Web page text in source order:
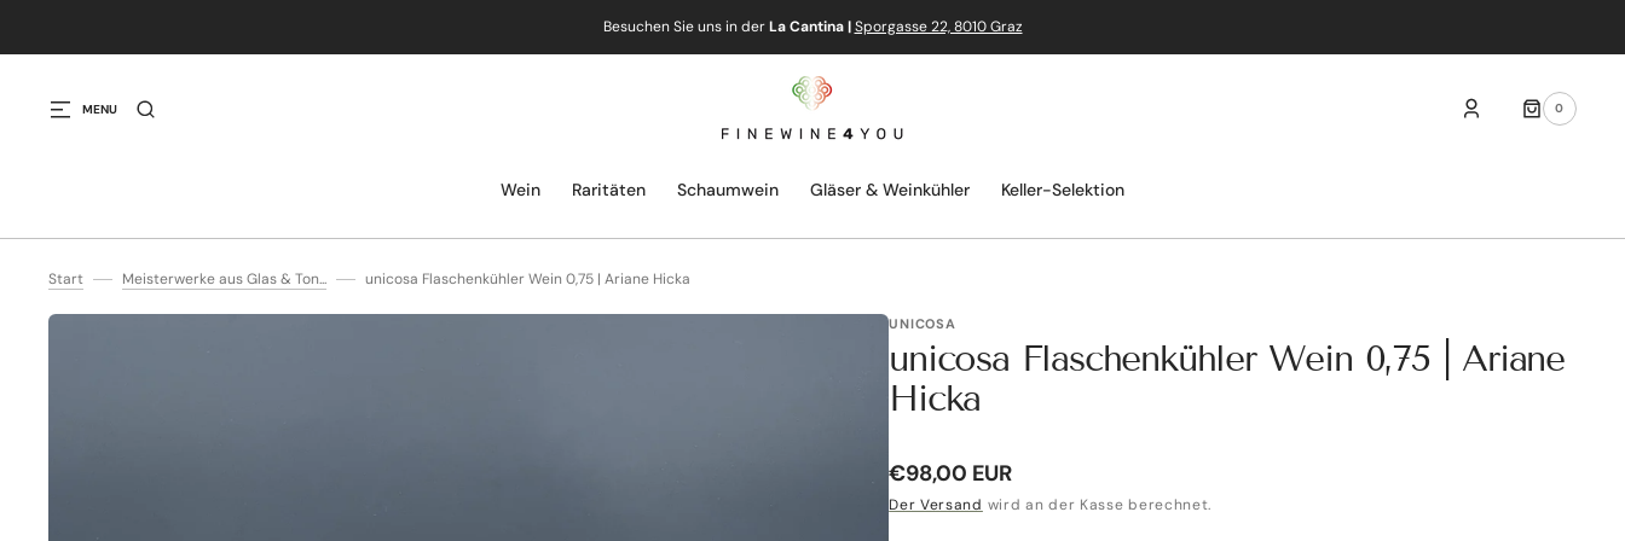
Besuchen Sie uns in derLa Cantina | Sporgasse 22, 8010 Graz
MENU
Wein Raritäten Schaumwein Gläser & Weinkühler Keller-Selektion
0
0
ARTIKEL
Start Meisterwerke aus Glas & Ton... unicosa Flaschenkühler Wein 0,75 | Ariane Hicka
UNICOSA
unicosa Flaschenkühler Wein 0,75 | Ariane
Hicka
Normaler
Preis
€98,00 EUR
Der Versand wird an der Kasse berechnet.